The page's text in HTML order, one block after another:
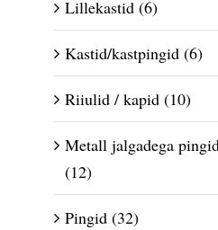
Lillekastid (6)
Kastid/kastpingid (6)
Riiulid / kapid (10)
Metall jalgadega
(12)
Pingid (32)